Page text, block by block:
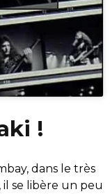
!
dans le très
il se libère un peu